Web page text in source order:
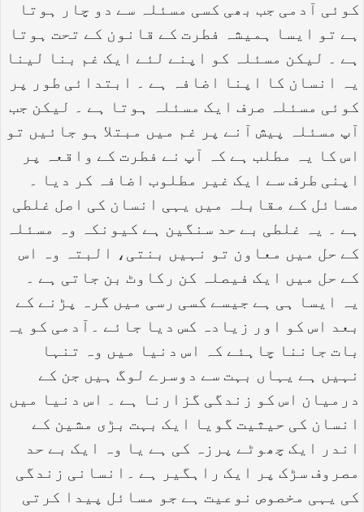
کوئی آدمی جب بھی کسی مسئلہ سے دو چار ہوتا
ہے تو ایسا ہمیشہ فطرت کے قانون کے تحت ہوتا
ہے ۔ لیکن مسئلہ کو اپنے لئے ایک غم بنا لینا
یہ انسان کا اپنا اضافہ ہے ۔ ابتدائی طور پر
کوئی مسئلہ صرف ایک مسئلہ ہوتا ہے ۔ لیکن جب
آپ مسئلہ پیش آنے پر غم میں مبتلا ہو جائیں تو
اس کا یہ مطلب ہے کہ آپ نے فطرت کے واقعہ پر
اپنی طرف سے ایک غیر مطلوب اضافہ کر دیا ۔
مسائل کے مقابلہ میں یہی انسان کی اصل غلطی
ہے ۔ یہ غلطی بے حد سنگین ہے کیونکہ وہ مسئلہ
کے حل میں معاون تو نہیں بنتی، البتہ وہ اس
کے حل میں ایک فیصلہ کن رکاوٹ بن جاتی ہے ۔
یہ ایسا ہی ہے جیسے کسی رسی میں گرہ پڑنے کے
بعد اس کو اور زیادہ کس دیا جائے ۔آدمی کو یہ
بات جاننا چاہئے کہ اس دنیا میں وہ تنہا
نہیں ہے یہاں بہت سے دوسرے لوگ ہیں جن کے
درمیان اس کو زندگی گزارنا ہے ۔ اس دنیا میں
انسان کی حیثیت گویا ایک بہت بڑی مشین کے
اندر ایک چھوٹے پرزہ کی ہے یا وہ ایک بے حد
مصروف سڑک پر ایک راہگیر ہے ۔انسانی زندگی
کی یہی مخصوص نوعیت ہے جو مسائل پیدا کرتی